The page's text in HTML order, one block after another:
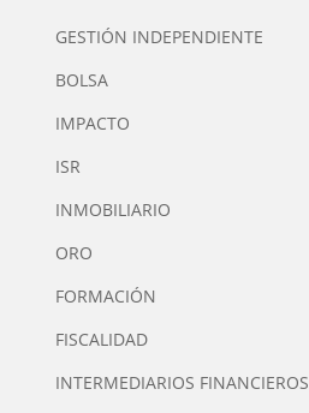
GESTIÓN INDEPENDIENTE
BOLSA
IMPACTO
ISR
INMOBILIARIO
ORO
FORMACIÓN
FISCALIDAD
INTERMEDIARIOS FINANCIEROS